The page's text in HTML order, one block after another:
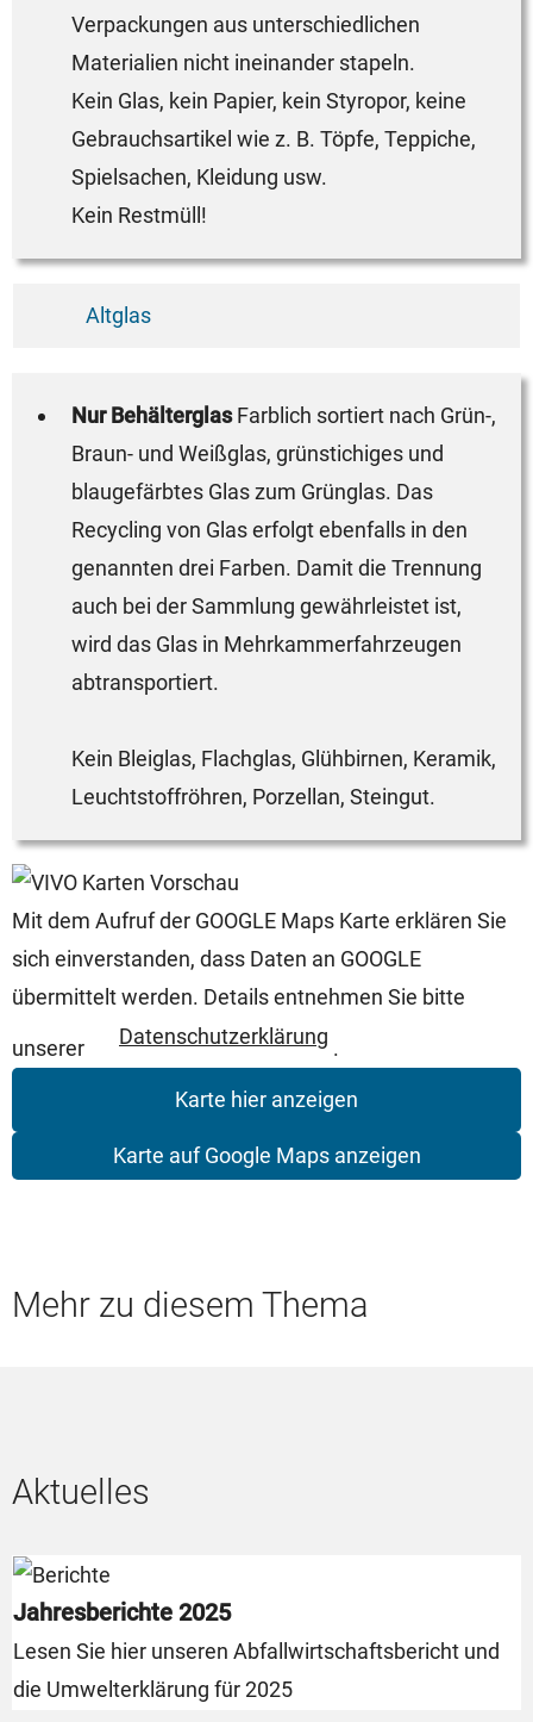
Verpackungen aus unterschiedlichen
Materialien nicht ineinander stapeln.
Kein Glas, kein Papier, kein Styropor, keine
Gebrauchsartikel wie z. B. Töpfe, Teppiche,
Spielsachen, Kleidung usw.
Kein Restmüll!
Altglas
Nur BehälterglasFarblich sortiert nach Grün-,
Braun- und Weißglas, grünstichiges und
blaugefärbtes Glas zum Grünglas. Das
Recycling von Glas erfolgt ebenfalls in den
genannten drei Farben. Damit die Trennung
auch bei der Sammlung gewährleistet ist,
wird das Glas in Mehrkammerfahrzeugen
abtransportiert.
Kein Bleiglas, Flachglas, Glühbirnen, Keramik,
Leuchtstoffröhren, Porzellan, Steingut.
Mit dem Aufruf der GOOGLE Maps Karte erklären Sie
sich einverstanden, dass Daten an GOOGLE
übermittelt werden. Details entnehmen Sie bitte
unserer Datenschutzerklärung .
Karte hier anzeigen
Karte auf Google Maps anzeigen
Mehr zu diesem Thema
Aktuelles
Jahresberichte 2025
Lesen Sie hier unseren Abfallwirtschaftsbericht und
die Umwelterklärung für 2025